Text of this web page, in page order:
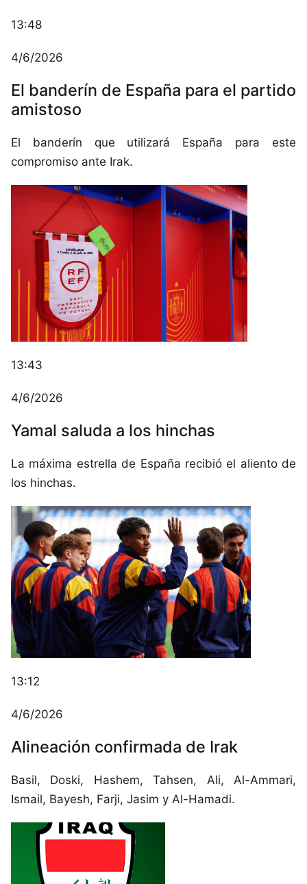
Este sitio utiliza cookies para mejorar la
nuestro sitio web, usted acepta el uso de todas
las cookies de acuerdo con nuestra Política de
Aceptar
13:48
4/6/2026
El banderín de España para el partido
amistoso
El banderín que utilizará España para este
compromiso ante Irak.
13:43
4/6/2026
Yamal saluda a los hinchas
La máxima estrella de España recibió el aliento de
los hinchas.
13:12
4/6/2026
Alineación confirmada de Irak
Basil, Doski, Hashem, Tahsen, Ali, Al-Ammari,
Ismail, Bayesh, Farji, Jasim y Al-Hamadi.